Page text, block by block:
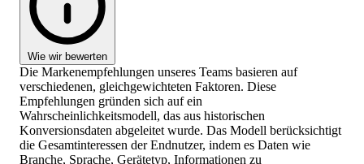
Wie wir bewerten
Die Markenempfehlungen unseres Teams basieren auf
verschiedenen, gleichgewichteten Faktoren. Diese
Empfehlungen gründen sich auf ein
Wahrscheinlichkeitsmodell, das aus historischen
Konversionsdaten abgeleitet wurde. Das Modell berücksichtigt
die Gesamtinteressen der Endnutzer, indem es Daten wie
Branche, Sprache, Gerätetyp, Informationen zu